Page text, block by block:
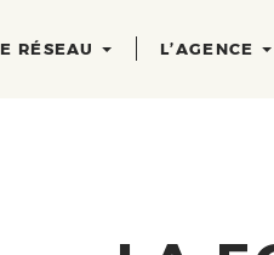
RÉSEAU L’AGENCE